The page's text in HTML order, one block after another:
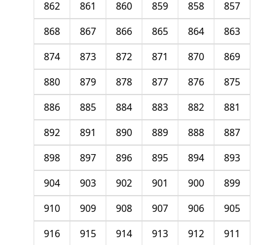
857
858
859
860
861
862
863
864
865
866
867
868
869
870
871
872
873
874
875
876
877
878
879
880
881
882
883
884
885
886
887
888
889
890
891
892
893
894
895
896
897
898
899
900
901
902
903
904
905
906
907
908
909
910
911
912
913
914
915
916